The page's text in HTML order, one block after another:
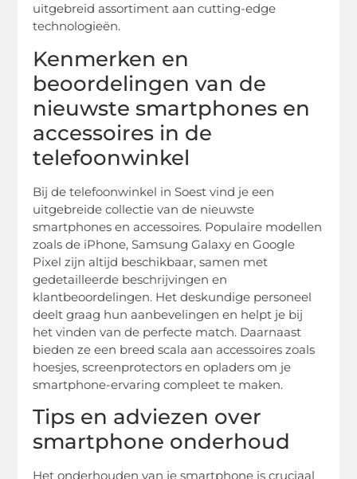
uitgebreid assortiment aan cutting-edge
technologieën.
Kenmerken en
beoordelingen van de
nieuwste smartphones en
accessoires in de
telefoonwinkel
Bij de telefoonwinkel in Soest vind je een
uitgebreide collectie van de nieuwste
smartphones en accessoires. Populaire modellen
zoals de iPhone, Samsung Galaxy en Google
Pixel zijn altijd beschikbaar, samen met
gedetailleerde beschrijvingen en
klantbeoordelingen. Het deskundige personeel
deelt graag hun aanbevelingen en helpt je bij
het vinden van de perfecte match. Daarnaast
bieden ze een breed scala aan accessoires zoals
hoesjes, screenprotectors en opladers om je
smartphone-ervaring compleet te maken.
Tips en adviezen over
smartphone onderhoud
Het onderhouden van je smartphone is cruciaal